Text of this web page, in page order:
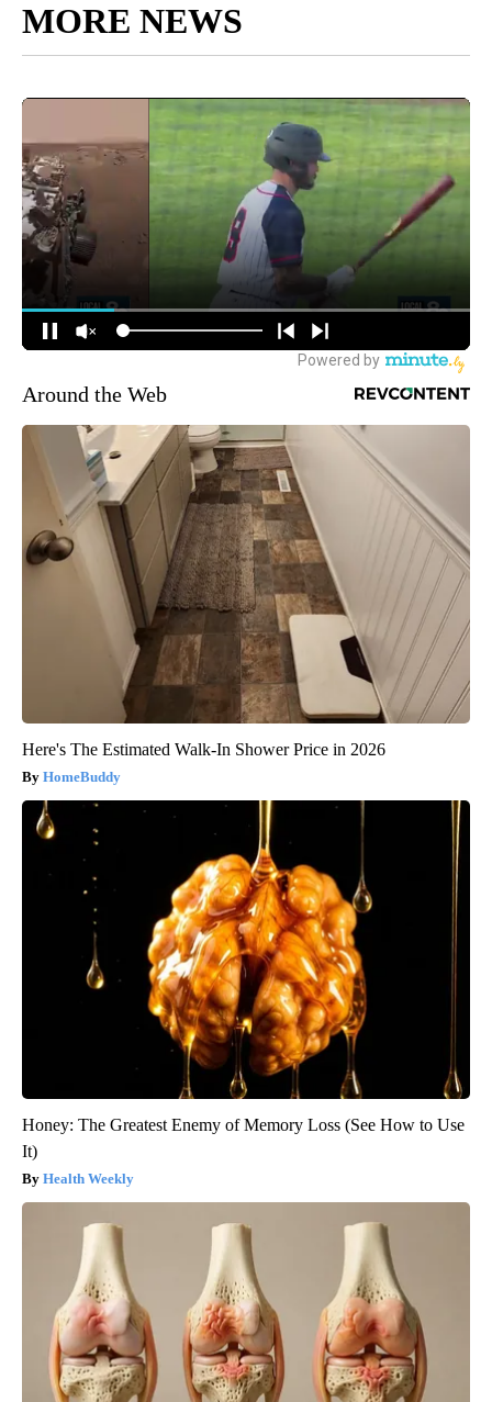
MORE NEWS
Around the Web
Here's The Estimated Walk-In Shower Price in 2026
HomeBuddy
Honey: The Greatest Enemy of Memory Loss (See How to Use
It)
Health Weekly